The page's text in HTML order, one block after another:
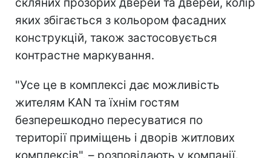
яких збігається з кольором фасадних
конструкцій, також застосовується
контрастне маркування.
"Усе це в комплексі дає можливість
жителям KAN та їхнім гостям
безперешкодно пересуватися по
території приміщень і дворів житлових
комплексів", – розповідають у компанії.